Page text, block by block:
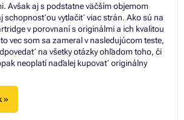
Avšak aj s podstatne väčším objemom
schopnosťou vytlačiť viac strán. Ako sú na
v porovnaní s originálmi a ich kvalitou
vec som sa zameral v nasledujúcom teste,
na všetky otázky ohľadom toho, či
neoplatí naďalej kupovať originálny
»